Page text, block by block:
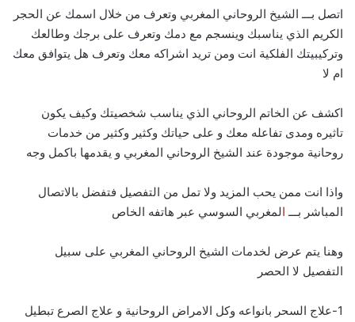
اتصل بـــ الشيخ الروحاني المغربي وتعرف من خلال اسمك عن الحجر
الكريم الذي يناسبك وينسجم مع دمك وتعرف على برجك وطالعك
وتركيبيتك الفلكية انت ومن تريد اشراكه معك وتعرف هل يتوافق معك
ام لا
اكشف عن الخاتم الروحاني الذي يناسب شخصيتك وكيف يكون
تاثيره ومدى تفاعله معك و على حياتك وكثير وكثير من خدمات
روحانية موجودة عند الشيخ الروحاني المغربي و يقدمها باكمل وجه
واذا انت ممن يحب المزيد ولا تمل من التفصيل فتفضل بالاتصال
المباشر بـــ المغربي السوسي عبر هاتفه الخاص
وهنا يتم عرض لخدمات الشيخ الروحاني المغربي على سبيل
التفصيل لا الحصر
1-علاج السحر بانواعه وكل الامراض الروحانية و علاج الصرع تبطيل